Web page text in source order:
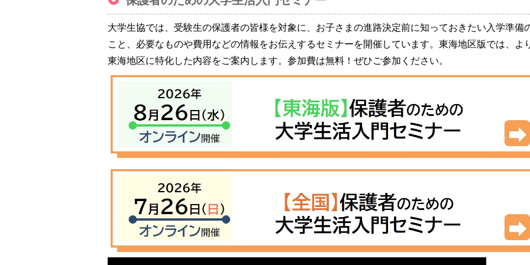
大学生協では、受験生の保護者の皆様を対象に、お子さまの進路決定前に知っておきたい入学準備
こと、必要なものや費用などの情報をお伝えするセミナーを開催しています。東海地区版では、よ
東海地区に特化した内容をご案内します。参加費は無料！ぜひご参加ください。